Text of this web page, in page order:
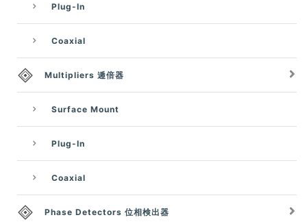
Plug-In
Coaxial
Multipliers 逓倍器
Surface Mount
Plug-In
Coaxial
Phase Detectors 位相検出器